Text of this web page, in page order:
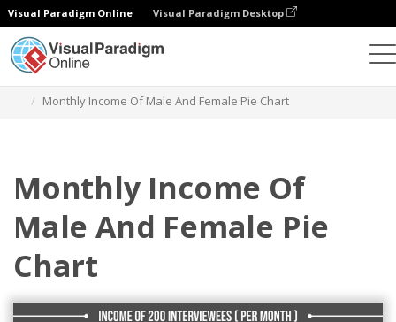
Visual Paradigm Online Visual Paradigm Desktop
Monthly Income Of Male And Female Pie Chart
Monthly Income Of
Male And Female Pie
Chart